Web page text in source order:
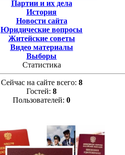
Партии и их дела
История
Новости сайта
Юридические вопросы
Житейские советы
Видео материалы
Выборы
Статистика
Сейчас на сайте всего: 8
Гостей: 8
Пользователей: 0